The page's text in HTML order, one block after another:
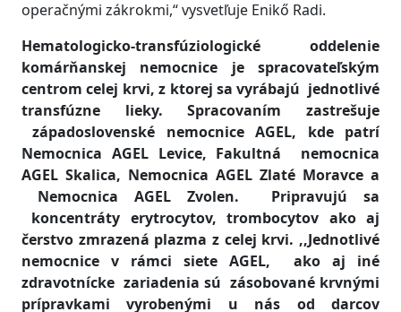
operačnými zákrokmi,“ vysvetľuje Enikő Radi.
Hematologicko-transfúziologické oddelenie
komárňanskej nemocnice je spracovateľským
centrom celej krvi, z ktorej sa vyrábajú jednotlivé
transfúzne lieky. Spracovaním zastrešuje
západoslovenské nemocnice AGEL, kde patrí
Nemocnica AGEL Levice, Fakultná nemocnica
AGEL Skalica, Nemocnica AGEL Zlaté Moravce a
Nemocnica AGEL Zvolen. Pripravujú sa
koncentráty erytrocytov, trombocytov ako aj
čerstvo zmrazená plazma z celej krvi. ,,Jednotlivé
nemocnice v rámci siete AGEL, ako aj iné
zdravotnícke zariadenia sú zásobované krvnými
prípravkami vyrobenými u nás od darcov